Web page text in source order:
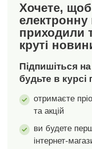
налаштувань
інтенсивності
рівномірного
індикатори для всіх
функційМісце для
зберігання шнура
живлення (довжина 1
м)Функція High Lift
легкого видалення
шматочківПісля
випікання
Хочете,
приходили
круті
Підпишіться
будьте в курсі
отримаєте
та акцій
ви будете
інтернет-